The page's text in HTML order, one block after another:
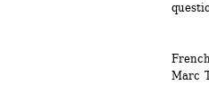
Marc